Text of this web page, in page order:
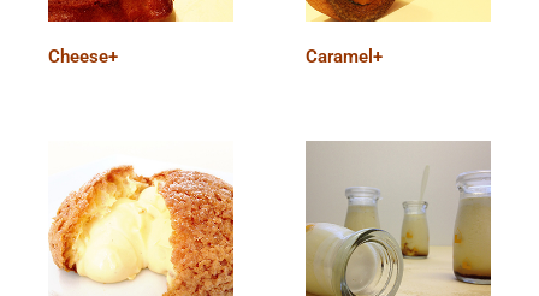
Cheese+ Caramel+